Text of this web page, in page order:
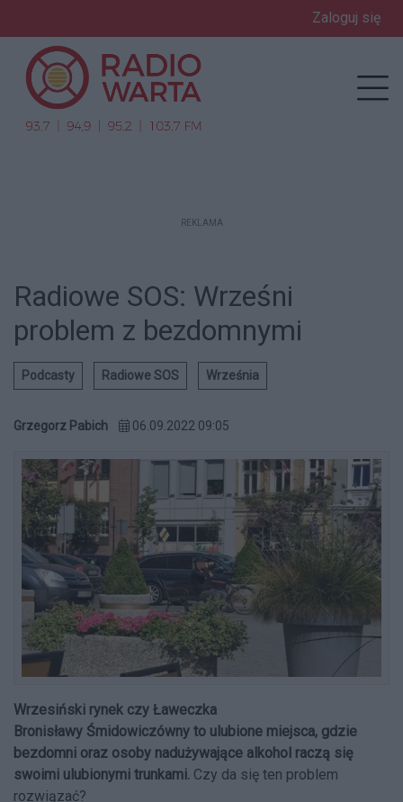
Zaloguj się
REKLAMA
Radiowe SOS: Wrześni
problem z bezdomnymi
Podcasty Radiowe SOS Września
Grzegorz Pabich 06.09.2022 09:05
Wrzesiński rynek czy Ławeczka
Bronisławy Śmidowiczówny to ulubione miejsca, gdzie
bezdomni oraz osoby nadużywające alkohol raczą się
swoimi ulubionymi trunkami. Czy da się ten problem
rozwiązać?